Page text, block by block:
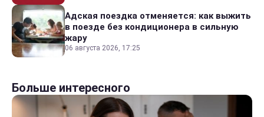
Адская поездка отменяется: как выжить
в поезде без кондиционера в сильную
жару
06 августа 2026, 17:25
Больше интересного